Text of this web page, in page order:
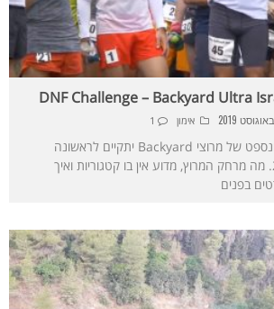
אימון 1
פרסום ראשון: מרוץ בקונספט של מרוצי Backyard יתקיים לראשונה
בישראל בתחילת 2020. מה מרחק המרוץ, מדוע אין בו קטגוריות ואיך
בפנים